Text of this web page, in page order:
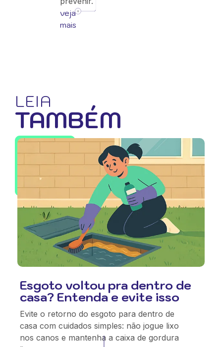
veja
mais
LEIA
TAMBÉM
Esgoto voltou pra dentro de
casa? Entenda e evite isso
Evite o retorno do esgoto para dentro de
casa com cuidados simples: não jogue lixo
nos canos e mantenha a caixa de gordura